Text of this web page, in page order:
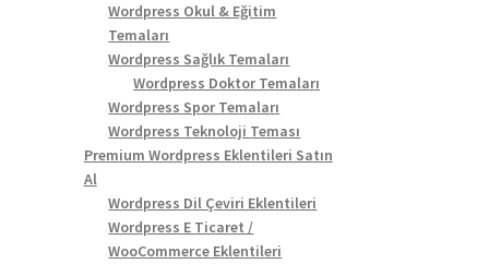
Wordpress Okul & Eğitim
Temaları
Wordpress Sağlık Temaları
Wordpress Doktor Temaları
Wordpress Spor Temaları
Wordpress Teknoloji Teması
Premium Wordpress Eklentileri Satın
Al
Wordpress Dil Çeviri Eklentileri
Wordpress E Ticaret /
WooCommerce Eklentileri